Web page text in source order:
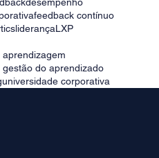
feedback contínuo
liderançaLXP
do aprendizado
universidade corporativa